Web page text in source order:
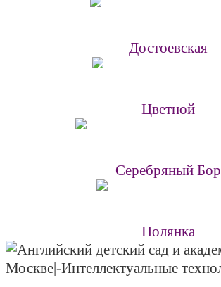
Достоевская
Цветной
Серебряный Бор
Полянка